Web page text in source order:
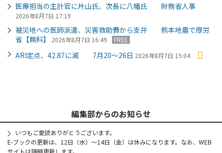
医療担当の主計官に片山氏、次長に八幡氏 財務省人事
2026年8月7日 17:19
被災地への医師派遣、災害救助費から支弁 熊本地震で厚労
省【無料】
2026年8月7日 16:49 FREE
ARI定点、42.87に減 7月20～26日 2026年8月7日 15:04
編集部からのお知らせ
いつもご愛読ありがとうございます。
E-ブックの更新は、12日（水）～14日（金）は休みになります。なお、WEB
サイトは随時更新します。